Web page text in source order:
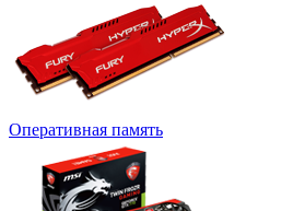
Оперативная память